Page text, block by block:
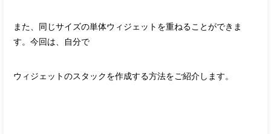
また、同じサイズの単体ウィジェットを重ねることができま
す。今回は、自分で
ウィジェットのスタックを作成する方法をご紹介します。